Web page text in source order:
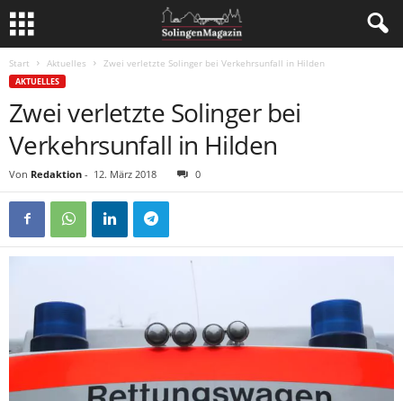
Start Aktuelles Zwei verletzte Solinger bei Verkehrsunfall in Hilden
AKTUELLES
Zwei verletzte Solinger bei
Verkehrsunfall in Hilden
Von Redaktion - 12. März 2018 0